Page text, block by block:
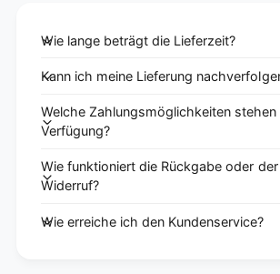
Wie lange beträgt die Lieferzeit?
Kann ich meine Lieferung
Welche Zahlungsmöglichkeiten stehen
Verfügung?
Wie funktioniert die Rückgabe oder der
Widerruf?
Wie erreiche ich den Kundenservice?